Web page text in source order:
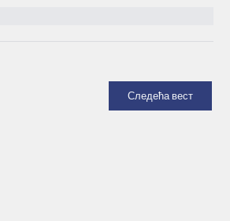
Следећа вест